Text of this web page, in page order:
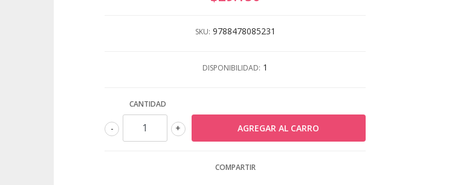
SKU: 9788478085231
DISPONIBILIDAD: 1
CANTIDAD
+
-
COMPARTIR